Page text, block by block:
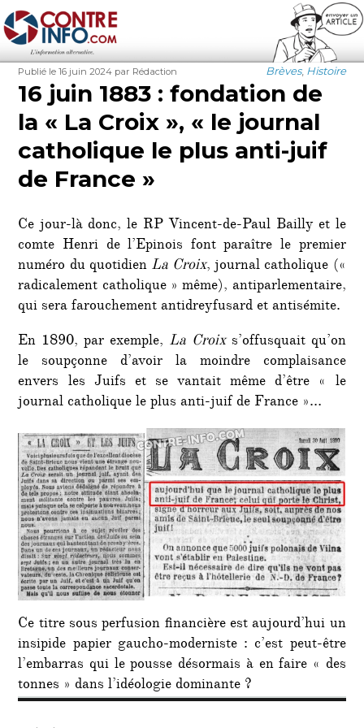
Contre-Info
Publié
le
Publié le 16 juin 2024 Auteur
par Rédaction Catégories
Brèves, Histoire
16 juin 1883 : fondation de
la « La Croix », « le journal
catholique le plus anti-juif
de France »
Ce jour-là donc, le RP Vincent-de-Paul Bailly et le
comte Henri de l’Epinois font paraître le premier
numéro du quotidien La Croix, journal catholique («
radicalement catholique » même), antiparlementaire,
qui sera farouchement antidreyfusard et antisémite.
En 1890, par exemple, La Croixs’offusquait qu’on
le soupçonne d’avoir la moindre complaisance
envers les Juifs et se vantait même d’être « le
journal catholique le plus anti-juif de France »…
Ce titre sous perfusion financière est aujourd’hui un
insipide papier gaucho-moderniste : c’est peut-être
l’embarras qui le pousse désormais à en faire « des
tonnes » dans l’idéologie dominante ?